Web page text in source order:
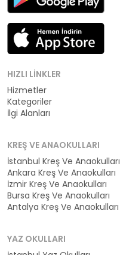
HIZLI LINKLER
Hizmetler
Kategoriler
İlgi Alanları
KREŞ VE ANAOKULLARI
İstanbul Kreş Ve Anaokulları
Ankara Kreş Ve Anaokulları
İzmir Kreş Ve Anaokulları
Bursa Kreş Ve Anaokulları
Antalya Kreş Ve Anaokulları
YAZ OKULLARI